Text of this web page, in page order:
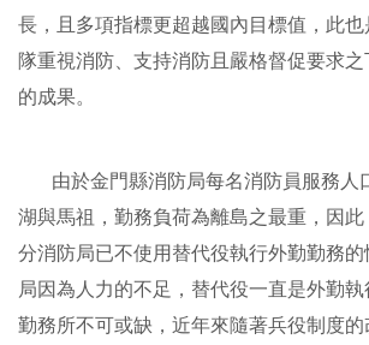
長，且多項指標更超越國內目標值，此
隊重視消防、支持消防且嚴格督促要求之
的成果。
由於金門縣消防局每名消防員服務人
湖與馬祖，勤務負荷為離島之最重，因
分消防局已不使用替代役執行外勤勤務
局因為人力的不足，替代役一直是外勤
勤務所不可或缺，近年來隨著兵役制度